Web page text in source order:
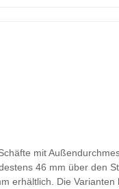
mit
46 mm über den
erhältlich. Die Varianten